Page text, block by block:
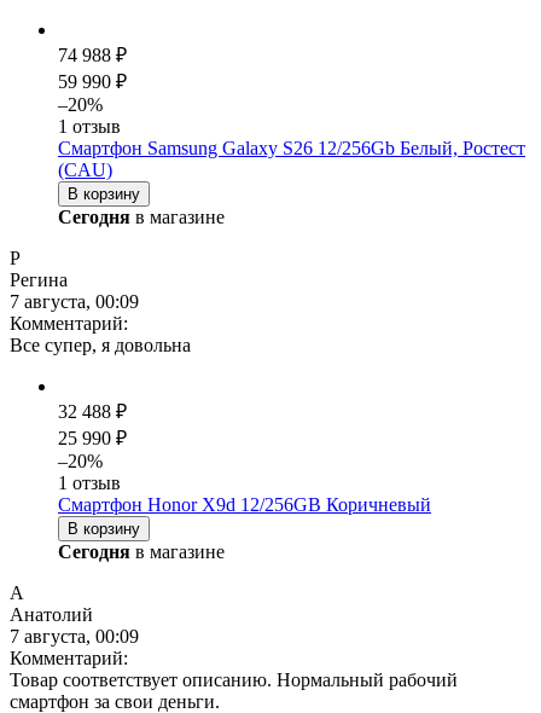
74 988 ₽
59 990 ₽
–20%
1 отзыв
Смартфон Samsung Galaxy S26 12/256Gb Белый, Ростест
(CAU)
В корзину
Сегодня в магазине
Р
Регина
7 августа, 00:09
Комментарий:
Все супер, я довольна
32 488 ₽
25 990 ₽
–20%
1 отзыв
Смартфон Honor X9d 12/256GB Коричневый
В корзину
Сегодня в магазине
А
Анатолий
7 августа, 00:09
Комментарий:
Товар соответствует описанию. Нормальный рабочий
смартфон за свои деньги.